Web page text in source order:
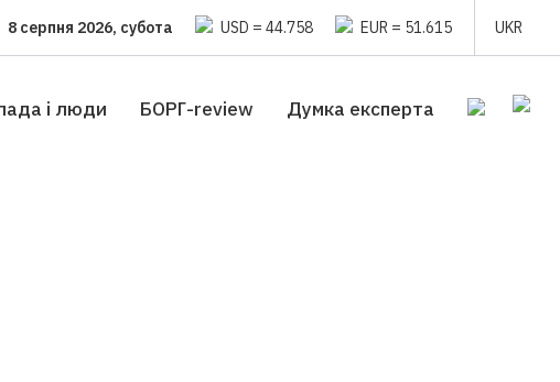
8 серпня 2026, субота USD = 44.758 EUR = 51.615 UKR
i люди БОРГ-review Думка експерта